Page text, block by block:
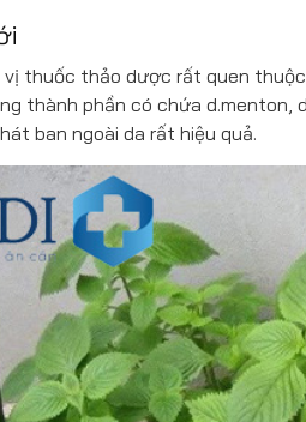
vị thuốc thảo dược rất quen
thành phần có chứa d.menton,
ban ngoài da rất hiệu quả.